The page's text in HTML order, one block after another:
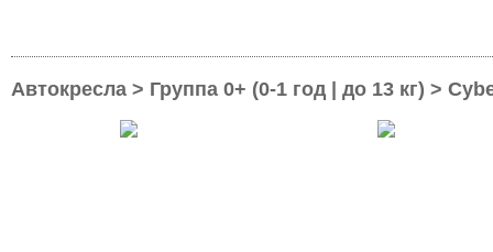
Автокресла > Группа 0+ (0-1 год | до 13 кг) >